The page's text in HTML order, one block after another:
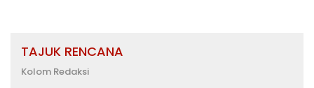
TAJUK RENCANA
Kolom Redaksi